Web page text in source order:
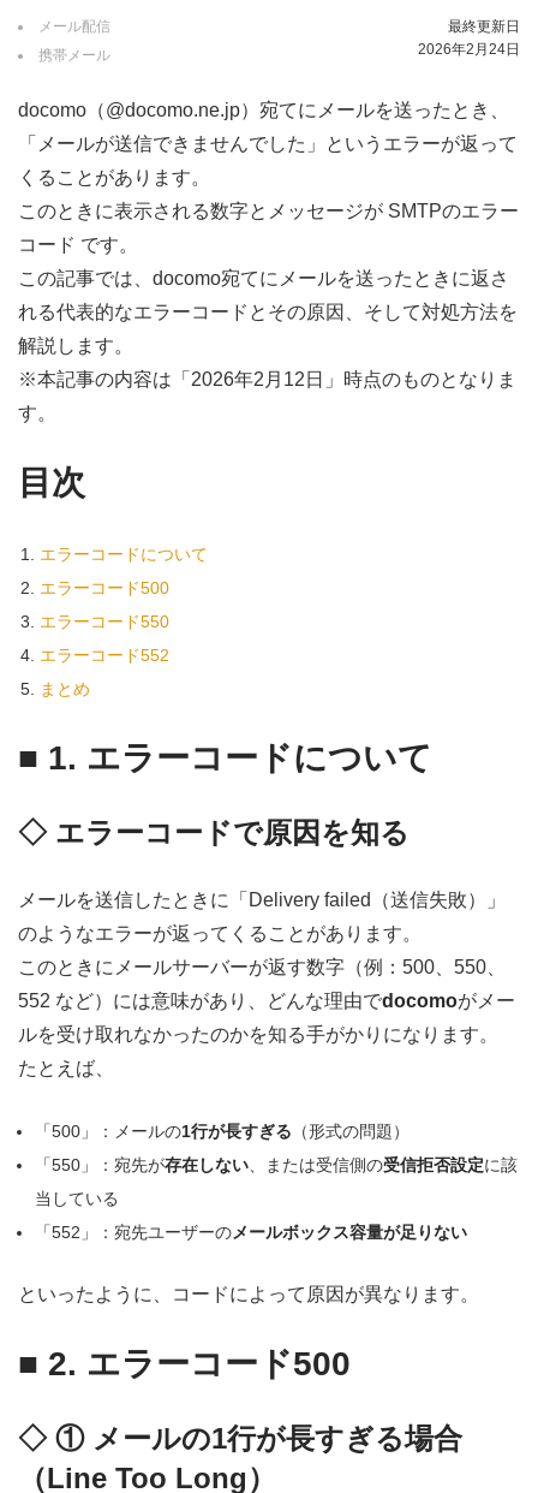
メール配信
携帯メール
最終更新日
2026年2月24日
docomo（@docomo.ne.jp）宛てにメールを送ったとき、
「メールが送信できませんでした」というエラーが返って
くることがあります。
このときに表示される数字とメッセージが SMTPのエラー
コード です。
この記事では、docomo宛てにメールを送ったときに返さ
れる代表的なエラーコードとその原因、そして対処方法を
解説します。
※本記事の内容は「2026年2月12日」時点のものとなりま
す。
目次
エラーコードについて
エラーコード500
エラーコード550
エラーコード552
まとめ
■ 1. エラーコードについて
◇ エラーコードで原因を知る
メールを送信したときに「Delivery failed（送信失敗）」
のようなエラーが返ってくることがあります。
このときにメールサーバーが返す数字（例：500、550、
552 など）には意味があり、どんな理由でdocomoがメー
ルを受け取れなかったのかを知る手がかりになります。
たとえば、
「500」：メールの1行が長すぎる （形式の問題）
「550」：宛先が存在しない 、または受信側の受信拒否設定に該
当している
「552」：宛先ユーザーのメールボックス容量が足りない
といったように、コードによって原因が異なります。
■ 2. エラーコード500
◇ ① メールの1行が長すぎる場合
（Line Too Long）